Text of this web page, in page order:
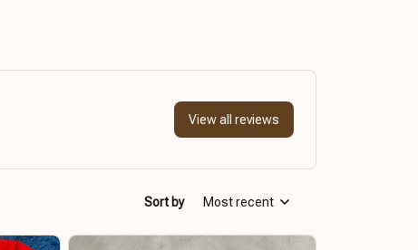
View all reviews
Sort by Most recent